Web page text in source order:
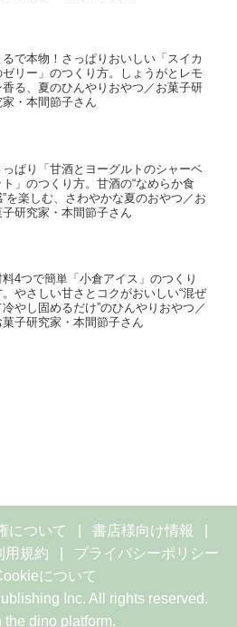
るで本物！さっぱりおいしい「スイカ
ゼリー」のつくり方。しょうがとレモ
香る、夏のひんやりおやつ／お菓子研
家・本間節子さん
っぱり「甘酒とヨーグルトのシャーベ
ト」のつくり方。甘酒の“なめらか食
”を楽しむ、さわやかな夏のおやつ／お
子研究家・本間節子さん
料4つで簡単「小倉アイス」のつくり
。やさしい甘さとコクがおいしい“混ぜ
冷やし固めるだけ”のひんやりおやつ／
菓子研究家・本間節子さん
について
書店様向け情報
用規約
プライバシーポリシー
について
Inc. All rights reserved.
the dino platform.